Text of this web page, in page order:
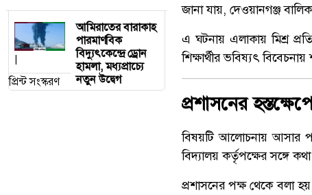
|
প্রিন্ট সংস্করণ
আমিরাতের বারাকাহ
পারমাণবিক
বিদ্যুৎকেন্দ্রে ড্রোন
হামলা, মধ্যপ্রাচ্যে
নতুন উদ্বেগ
জানা যায়, দেওয়ানগঞ্জ
এ ঘটনায় এলাকায় মিশ্র
শিক্ষার্থীর ভবিষ্যৎ বিবেচনায়
প্রশাসনের
বিষয়টি আলোচনায় আসার
বিদ্যালয় কর্তৃপক্ষের সঙ্গে
প্রশাসনের পক্ষ থেকে বলা